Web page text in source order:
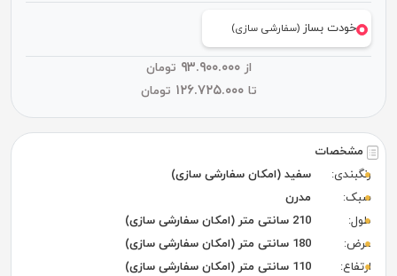
مشخصات
رنگبندی:
سفید (امکان سفارشی سازی)
سبک:
مدرن
طول:
210 سانتی متر (امکان سفارشی سازی)
عرض:
180 سانتی متر (امکان سفارشی سازی)
ارتفاع:
110 سانتی متر (امکان سفارشی سازی)
خودت بساز(سفارشی سازی)
از ۹۳.۹۰۰.۰۰۰
تومان
تا ۱۲۶.۷۲۵.۰۰۰ تومان